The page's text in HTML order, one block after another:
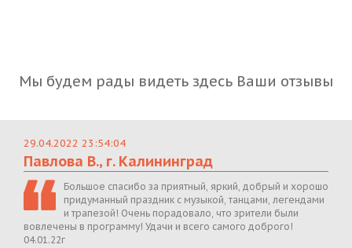
Мы будем рады видеть здесь Ваши отзывы
29.04.2022 23:54:04
Павлова В., г. Калининград
Большое спасибо за приятный, яркий, добрый и хорошо
придуманный праздник с музыкой, танцами, легендами
и трапезой! Очень порадовало, что зрители были
вовлечены в программу! Удачи и всего самого доброго!
04.01.22г